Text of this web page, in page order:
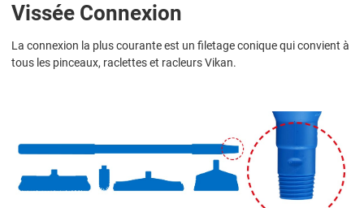
Vissée Connexion
La connexion la plus courante est un filetage conique qui convient à
tous les pinceaux, raclettes et racleurs Vikan.